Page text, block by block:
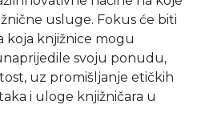
usluge. Fokus će biti
koja knjižnice mogu
svoju ponudu,
uz promišljanje etičkih
i uloge knjižničara u